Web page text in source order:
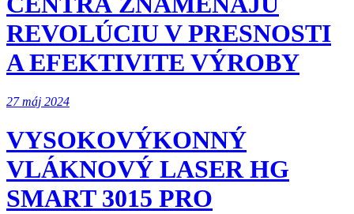
REVOLÚCIU V PRESNOSTI
A EFEKTIVITE VÝROBY
27 máj 2024
VYSOKOVÝKONNÝ
VLÁKNOVÝ LASER HG
SMART 3015 PRO